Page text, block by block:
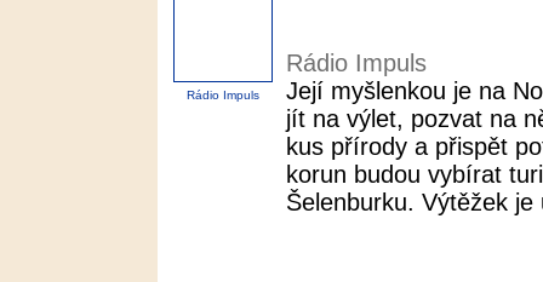
Rádio Impuls
Rádio Impuls
Její myšlenkou je na
jít na výlet, pozvat na
kus přírody a přispět
korun budou vybírat
Šelenburku. Výtěžek